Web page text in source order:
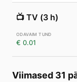
📺 TV (3 h)
€ 0.01
Viimased 31